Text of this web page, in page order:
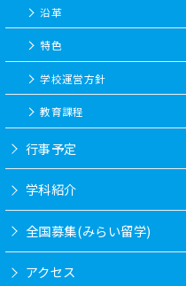
沿革
特色
学校運営方針
教育課程
行事予定
学科紹介
全国募集(みらい留学)
アクセス